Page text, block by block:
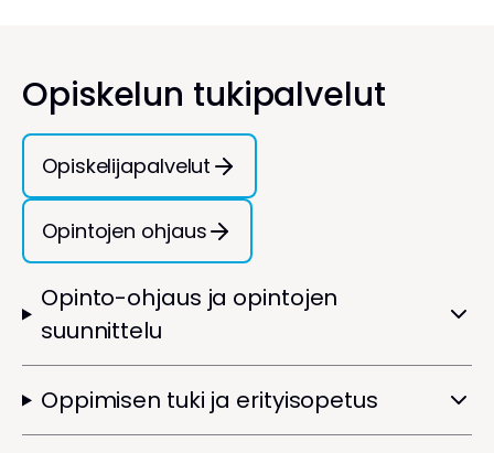
Opiskelun tukipalvelut
Opiskelijapalvelut
Opintojen ohjaus
Opinto-ohjaus ja opintojen
suunnittelu
Oppimisen tuki ja erityisopetus